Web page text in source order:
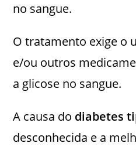
no sangue.
O tratamento exige o
e/ou outros
a glicose no sangue.
A causa do diabetes
desconhecida e a